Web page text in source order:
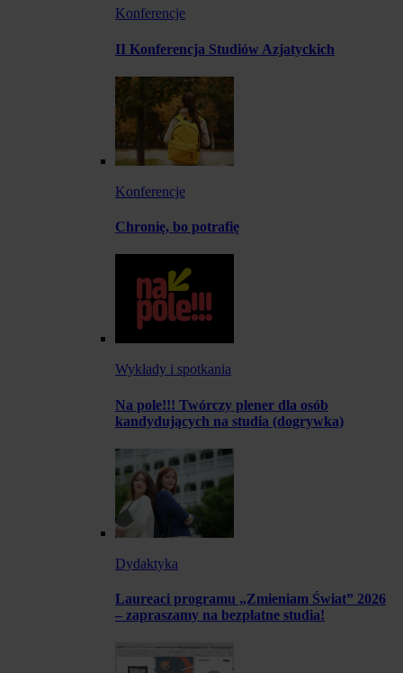
Konferencje
II Konferencja Studiów Azjatyckich
Konferencje
Chronię, bo potrafię
Wykłady i spotkania
Na pole!!! Twórczy plener dla osób
kandydujących na studia (dogrywka)
Dydaktyka
Laureaci programu „Zmieniam Świat” 2026
– zapraszamy na bezpłatne studia!